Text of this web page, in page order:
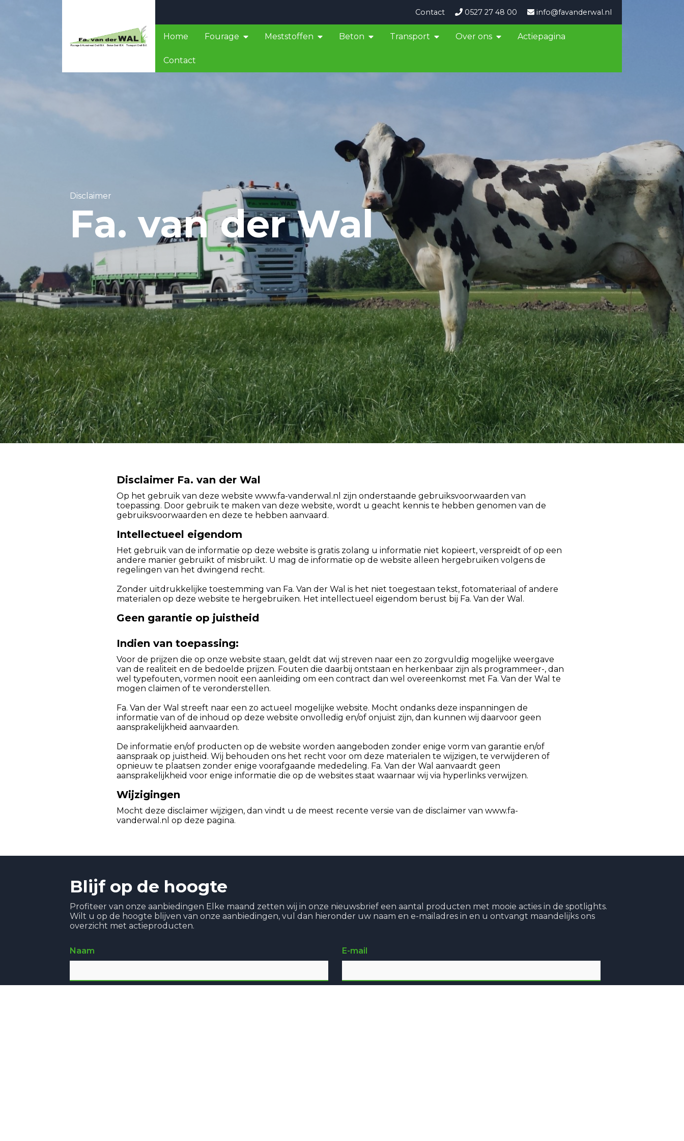
Contact 0527 27 48 00 info@favanderwal.nl
Home Fourage Meststoffen Beton Transport Over ons Actiepagina
Contact
Disclaimer
Fa. van der Wal
Disclaimer Fa. van der Wal
Op het gebruik van deze website www.fa-vanderwal.nl zijn onderstaande gebruiksvoorwaarden van
toepassing. Door gebruik te maken van deze website, wordt u geacht kennis te hebben genomen van de
gebruiksvoorwaarden en deze te hebben aanvaard.
Intellectueel eigendom
Het gebruik van de informatie op deze website is gratis zolang u informatie niet kopieert, verspreidt of op een
andere manier gebruikt of misbruikt. U mag de informatie op de website alleen hergebruiken volgens de
regelingen van het dwingend recht.
Zonder uitdrukkelijke toestemming van Fa. Van der Wal is het niet toegestaan tekst, fotomateriaal of andere
materialen op deze website te hergebruiken. Het intellectueel eigendom berust bij Fa. Van der Wal.
Geen garantie op juistheid
Indien van toepassing:
Voor de prijzen die op onze website staan, geldt dat wij streven naar een zo zorgvuldig mogelijke weergave
van de realiteit en de bedoelde prijzen. Fouten die daarbij ontstaan en herkenbaar zijn als programmeer-, dan
wel typefouten, vormen nooit een aanleiding om een contract dan wel overeenkomst met Fa. Van der Wal te
mogen claimen of te veronderstellen.
Fa. Van der Wal streeft naar een zo actueel mogelijke website. Mocht ondanks deze inspanningen de
informatie van of de inhoud op deze website onvolledig en/of onjuist zijn, dan kunnen wij daarvoor geen
aansprakelijkheid aanvaarden.
De informatie en/of producten op de website worden aangeboden zonder enige vorm van garantie en/of
aanspraak op juistheid. Wij behouden ons het recht voor om deze materialen te wijzigen, te verwijderen of
opnieuw te plaatsen zonder enige voorafgaande mededeling. Fa. Van der Wal aanvaardt geen
aansprakelijkheid voor enige informatie die op de websites staat waarnaar wij via hyperlinks verwijzen.
Wijzigingen
Mocht deze disclaimer wijzigen, dan vindt u de meest recente versie van de disclaimer van www.fa-
vanderwal.nl op deze pagina.
Blijf op de hoogte
Profiteer van onze aanbiedingen Elke maand zetten wij in onze nieuwsbrief een aantal producten met mooie acties in de spotlights.
Wilt u op de hoogte blijven van onze aanbiedingen, vul dan hieronder uw naam en e-mailadres in en u ontvangt maandelijks ons
overzicht met actieproducten.
Naam E-mail